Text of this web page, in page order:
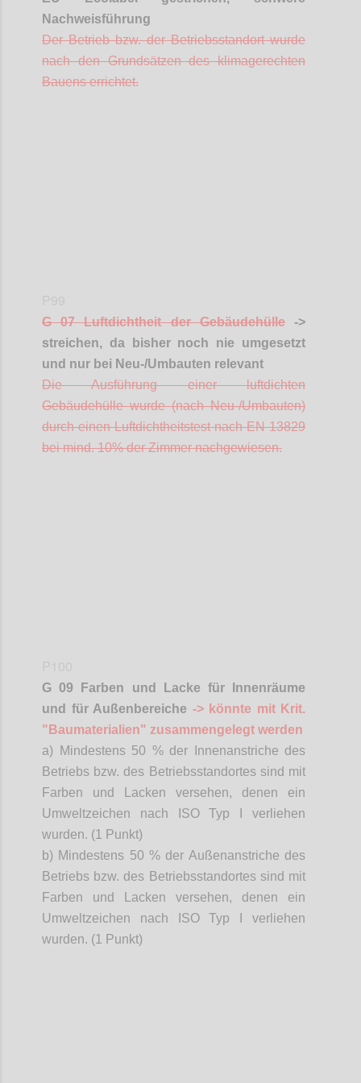
Nachweisführung
Der Betrieb bzw. der Betriebsstandort wurde
nach den Grundsätzen des klimagerechten
Bauens errichtet.
G 07 Luftdichtheit der Gebäudehülle->
streichen, da bisher noch nie umgesetzt
und nur bei Neu-/Umbauten relevant
Die Ausführung einer luftdichten
Gebäudehülle wurde (nach Neu-/Umbauten)
durch einen Luftdichtheitstest nach EN 13829
bei mind. 10% der Zimmer nachgewiesen.
G 09 Farben und Lacke für Innenräume
und für Außenbereiche -> könnte mit Krit.
"Baumaterialien" zusammengelegt werden
a) Mindestens 50 % der Innenanstriche des
Betriebs bzw. des Betriebsstandortes sind mit
Farben und Lacken versehen, denen ein
Umweltzeichen nach ISO Typ I verliehen
wurden. (1 Punkt)
b) Mindestens 50 % der Außenanstriche des
Betriebs bzw. des Betriebsstandortes sind mit
Farben und Lacken versehen, denen ein
Umweltzeichen nach ISO Typ I verliehen
wurden. (1 Punkt)